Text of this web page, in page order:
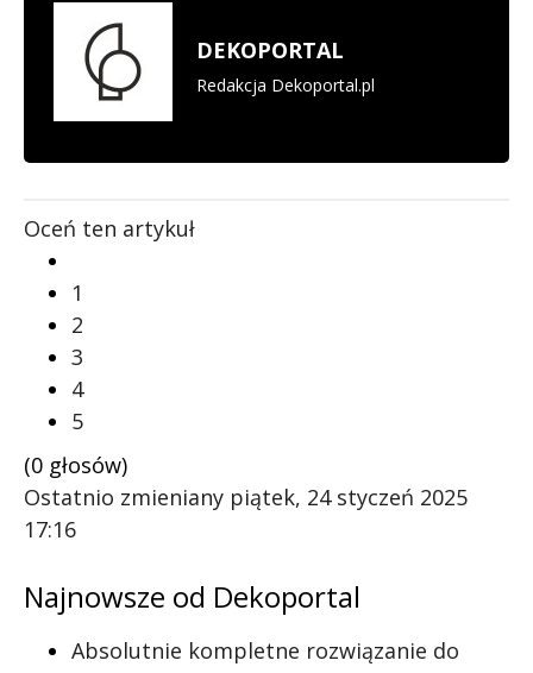
DEKOPORTAL
Redakcja Dekoportal.pl
Oceń ten artykuł
1
2
3
4
5
(0 głosów)
Ostatnio zmieniany piątek, 24 styczeń 2025
17:16
Najnowsze od Dekoportal
Absolutnie kompletne rozwiązanie do